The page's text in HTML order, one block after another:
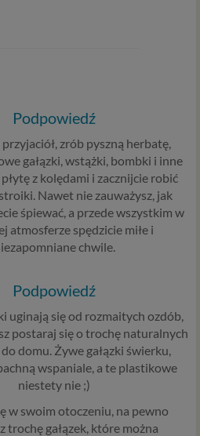
Podpowiedź
zrób pyszną herbatę,
gałązki, wstążki, bombki i inne
z kolędami i zacznijcie robić
Nawet nie zauważysz, jak
śpiewać, a przede wszystkim w
atmosferze spędzicie miłe i
chwile.
Podpowiedź
uginają się od rozmaitych ozdób,
postaraj się o trochę naturalnych
domu. Żywe gałązki świerku,
wspaniale, a te plastikowe
niestety nie ;)
w swoim otoczeniu, na pewno
trochę gałązek, które można